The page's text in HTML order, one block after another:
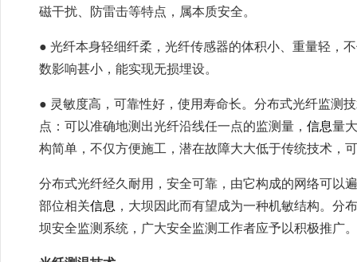
磁干扰、防雷击等特点，属本质安全。
● 光纤本身轻细纤柔，光纤传感器的体积小、重量轻，
数影响甚小，能实现无损埋设。
● 灵敏度高，可靠性好，使用寿命长。分布式光纤监测
点：可以准确地测出光纤沿线任一点的监测量， 信息量
构简单，不仅方便施工，潜在故障大大低于传统技术，
分布式光纤经久耐用，安全可靠，由它构成的网络可以
部位相关信息 ，大坝因此而有望成为一种机敏结构。分
坝安全监测系统，广大安全监测工作者应予以积极推广。